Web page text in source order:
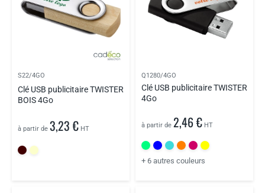
S22/4GO
Clé USB publicitaire TWISTER
BOIS 4Go
à partir de 3,23 € HT
Q1280/4GO
Clé USB publicitaire TWISTER
4Go
à partir de 2,46 € HT
+ 6 autres couleurs